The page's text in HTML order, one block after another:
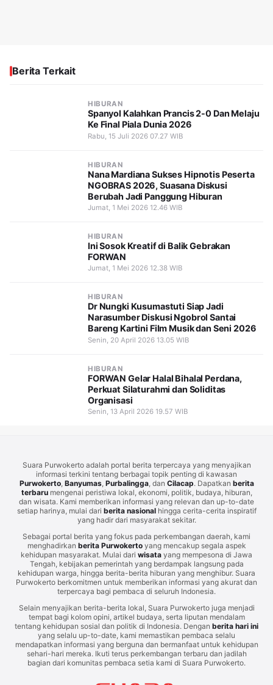
Berita Terkait
HIBURAN
Spanyol Kalahkan Prancis 2-0 Dan Melaju
Ke Final Piala Dunia 2026
Rabu, 15 Juli 2026 07.27 WIB
HIBURAN
Nana Mardiana Sukses Hipnotis Peserta
NGOBRAS 2026, Suasana Diskusi
Berubah Jadi Panggung Hiburan
Jumat, 1 Mei 2026 12.46 WIB
HIBURAN
Ini Sosok Kreatif di Balik Gebrakan
FORWAN
Jumat, 1 Mei 2026 12.38 WIB
HIBURAN
Dr Nungki Kusumastuti Siap Jadi
Narasumber Diskusi Ngobrol Santai
Bareng Kartini Film Musik dan Seni 2026
Senin, 20 April 2026 13.05 WIB
HIBURAN
FORWAN Gelar Halal Bihalal Perdana,
Perkuat Silaturahmi dan Soliditas
Organisasi
Senin, 13 April 2026 19.57 WIB
Suara Purwokerto adalah portal berita terpercaya yang menyajikan
informasi terkini tentang berbagai topik penting di kawasan
Purwokerto, Banyumas, Purbalingga, dan Cilacap. Dapatkan berita
terbarumengenai peristiwa lokal, ekonomi, politik, budaya, hiburan,
dan wisata. Kami memberikan informasi yang relevan dan up-to-date
setiap harinya, mulai dari berita nasionalhingga cerita-cerita inspiratif
yang hadir dari masyarakat sekitar.
Sebagai portal berita yang fokus pada perkembangan daerah, kami
menghadirkan berita Purwokertoyang mencakup segala aspek
kehidupan masyarakat. Mulai dari wisata yang mempesona di Jawa
Tengah, kebijakan pemerintah yang berdampak langsung pada
kehidupan warga, hingga berita-berita hiburan yang menghibur. Suara
Purwokerto berkomitmen untuk memberikan informasi yang akurat dan
terpercaya bagi pembaca di seluruh Indonesia.
Selain menyajikan berita-berita lokal, Suara Purwokerto juga menjadi
tempat bagi kolom opini, artikel budaya, serta liputan mendalam
tentang kehidupan sosial dan politik di Indonesia. Dengan berita hari ini
yang selalu up-to-date, kami memastikan pembaca selalu
mendapatkan informasi yang berguna dan bermanfaat untuk kehidupan
sehari-hari mereka. Ikuti terus perkembangan terbaru dan jadilah
bagian dari komunitas pembaca setia kami di Suara Purwokerto.